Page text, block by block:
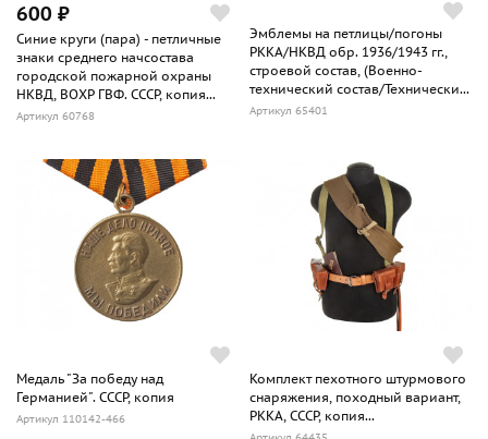
600 ₽
Синие круги (пара) - петличные
знаки среднего начсостава
городской пожарной охраны
НКВД, ВОХР ГВФ. СССР, копия...
Артикул 60768
Эмблемы на петлицы/погоны
РККА/НКВД обр. 1936/1943 гг.,
строевой состав, (Военно-
технический состав/Технически...
Артикул 65401
Медаль "За победу над
Германией". СССР, копия
Артикул 110142-466
Комплект пехотного штурмового
снаряжения, походный вариант,
РККА, СССР, копия...